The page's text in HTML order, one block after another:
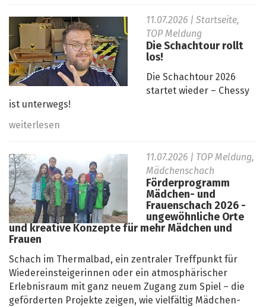
11.07.2026 | Startseite,
TOP Meldung
Die Schachtour rollt
los!
Die Schachtour 2026
startet wieder – Chessy
ist unterwegs!
weiterlesen
11.07.2026 | TOP Meldung,
Mädchenschach
Förderprogramm
Mädchen- und
Frauenschach 2026 -
ungewöhnliche Orte
und kreative Konzepte für mehr Mädchen und
Frauen
Schach im Thermalbad, ein zentraler Treffpunkt für
Wiedereinsteigerinnen oder ein atmosphärischer
Erlebnisraum mit ganz neuem Zugang zum Spiel – die
geförderten Projekte zeigen, wie vielfältig Mädchen-